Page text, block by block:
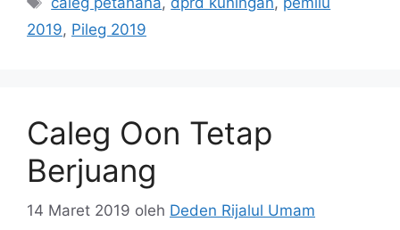
2019, Pileg 2019
Caleg Oon Tetap
Berjuang
14 Maret 2019 oleh Deden Rijalul Umam